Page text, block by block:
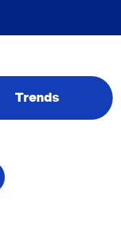
Trends